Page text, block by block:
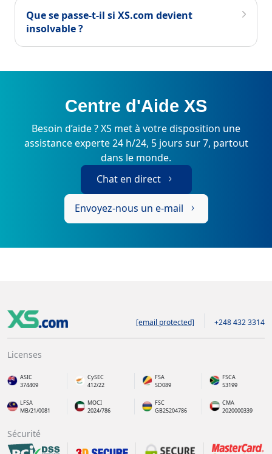
Que se passe-t-il si XS.com devient
insolvable ?
Centre d'Aide XS
Besoin d’aide ? XS met à votre disposition une
assistance experte 24 h/24, 5 jours sur 7, partout
dans le monde.
Chat en direct
Envoyez-nous un e-mail
[email protected] +248 432 3314
Licenses
ASIC
374409
CySEC
412/22
FSA
SD089
FSCA
53199
LFSA
MB/21/0081
MOCI
2024/786
FSC
GB25204786
CMA
2020000339
Sécurité